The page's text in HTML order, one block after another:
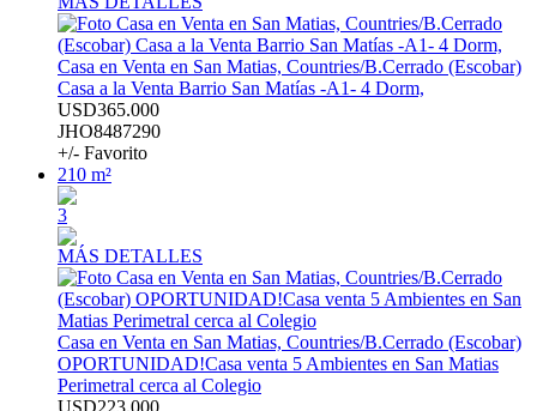
Casa en Venta en San Matias, Countries/B.Cerrado (Escobar)
Casa a la Venta Barrio San Matías -A1- 4 Dorm,
USD365.000
JHO8487290
+/- Favorito
210 m²
3
MÁS DETALLES
Casa en Venta en San Matias, Countries/B.Cerrado (Escobar)
OPORTUNIDAD!Casa venta 5 Ambientes en San Matias
Perimetral cerca al Colegio